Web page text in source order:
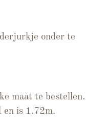
onder te
maat te bestellen.
en is 1.72m.